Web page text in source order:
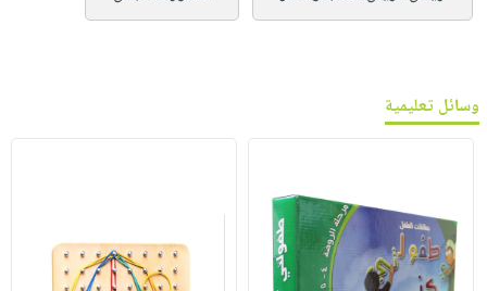
وسائل تعليمية